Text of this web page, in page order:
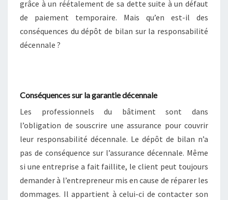
grâce à un réétalement de sa dette suite à un défaut
de paiement temporaire. Mais qu’en est-il des
conséquences du dépôt de bilan sur la responsabilité
décennale ?
Conséquences sur la garantie décennale
Les professionnels du bâtiment sont dans
l’obligation de souscrire une assurance pour couvrir
leur responsabilité décennale. Le dépôt de bilan n’a
pas de conséquence sur l’assurance décennale. Même
si une entreprise a fait faillite, le client peut toujours
demander à l’entrepreneur mis en cause de réparer les
dommages. Il appartient à celui-ci de contacter son